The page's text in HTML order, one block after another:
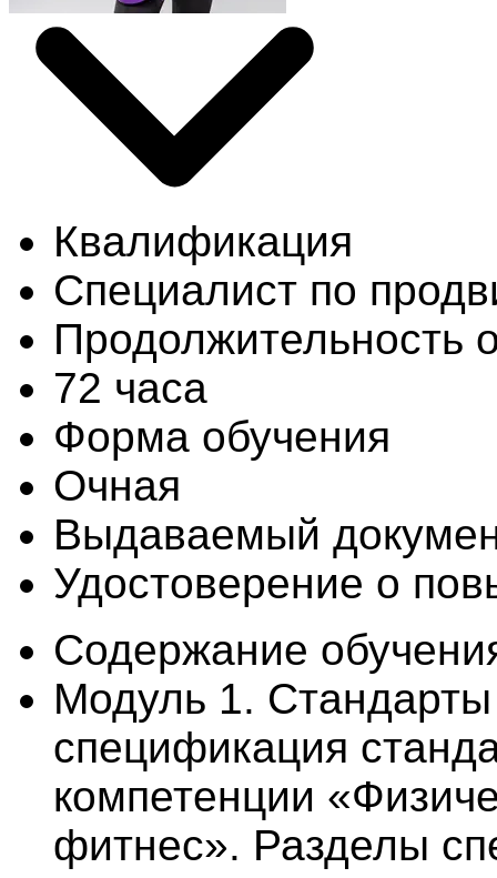
Квалификация
Специалист по
Продолжительность
72 часа
Форма обучения
Очная
Выдаваемый
Удостоверение о
Содержание
Модуль 1.
спецификация
компетенции
фитнес». Разделы